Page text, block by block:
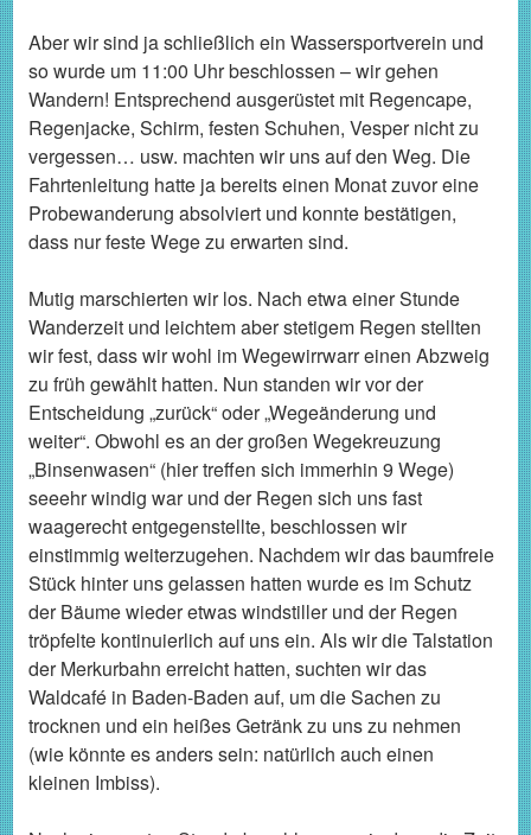
Aber wir sind ja schließlich ein Wassersportverein und
so wurde um 11:00 Uhr beschlossen – wir gehen
Wandern! Entsprechend ausgerüstet mit Regencape,
Regenjacke, Schirm, festen Schuhen, Vesper nicht zu
vergessen… usw. machten wir uns auf den Weg. Die
Fahrtenleitung hatte ja bereits einen Monat zuvor eine
Probewanderung absolviert und konnte bestätigen,
dass nur feste Wege zu erwarten sind.
Mutig marschierten wir los. Nach etwa einer Stunde
Wanderzeit und leichtem aber stetigem Regen stellten
wir fest, dass wir wohl im Wegewirrwarr einen Abzweig
zu früh gewählt hatten. Nun standen wir vor der
Entscheidung „zurück“ oder „Wegeänderung und
weiter“. Obwohl es an der großen Wegekreuzung
„Binsenwasen“ (hier treffen sich immerhin 9 Wege)
seeehr windig war und der Regen sich uns fast
waagerecht entgegenstellte, beschlossen wir
einstimmig weiterzugehen. Nachdem wir das baumfreie
Stück hinter uns gelassen hatten wurde es im Schutz
der Bäume wieder etwas windstiller und der Regen
tröpfelte kontinuierlich auf uns ein. Als wir die Talstation
der Merkurbahn erreicht hatten, suchten wir das
Waldcafé in Baden-Baden auf, um die Sachen zu
trocknen und ein heißes Getränk zu uns zu nehmen
(wie könnte es anders sein: natürlich auch einen
kleinen Imbiss).